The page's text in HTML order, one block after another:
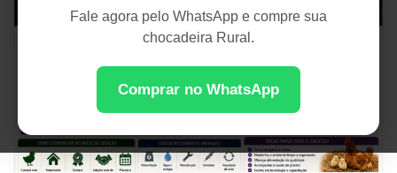
Fale agora pelo WhatsApp e compre sua
chocadeira Rural.
Comprar no WhatsApp